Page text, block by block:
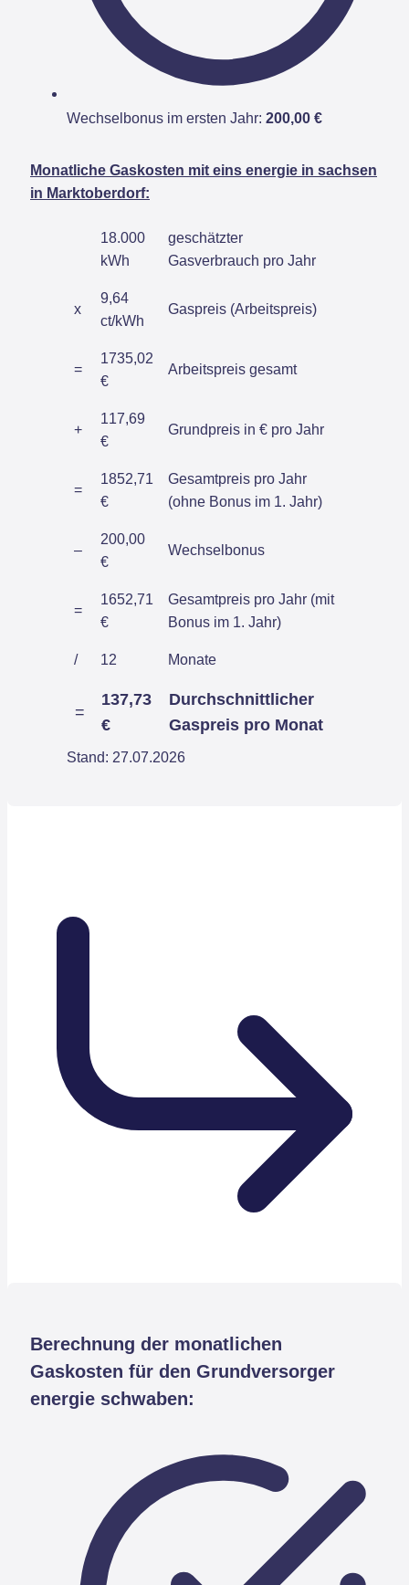
Wechselbonus im ersten Jahr: 200,00 €
Monatliche Gaskosten mit eins energie in sachsen
in Marktoberdorf:
18.000
kWh
geschätzter
Gasverbrauch pro Jahr
x
9,64
ct/kWh
Gaspreis (Arbeitspreis)
=
1735,02
€
Arbeitspreis gesamt
+
117,69
€
Grundpreis in € pro Jahr
=
1852,71
€
Gesamtpreis pro Jahr
(ohne Bonus im 1. Jahr)
–
200,00
€
Wechselbonus
=
1652,71
€
Gesamtpreis pro Jahr (mit
Bonus im 1. Jahr)
/ 12 Monate
=
137,73
€
Durchschnittlicher
Gaspreis pro Monat
Stand: 27.07.2026
Berechnung der monatlichen
Gaskosten für den Grundversorger
energie schwaben: